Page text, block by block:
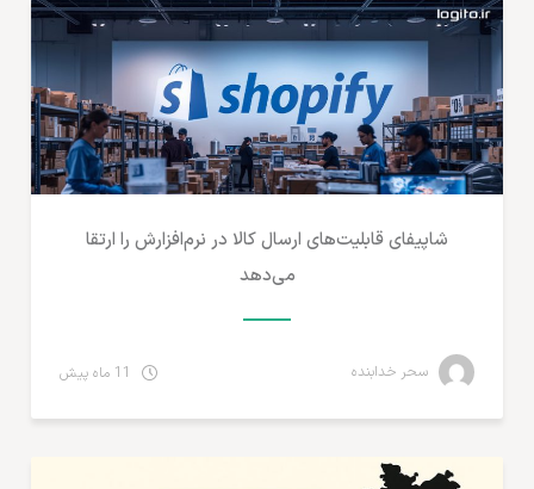
شاپیفای قابلیت‌های ارسال کالا در نرم‌افزارش را ارتقا
می‌دهد
سحر خدابنده